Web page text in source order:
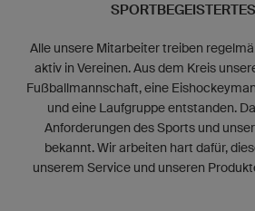
Alle unsere Mitarbeiter treiben
aktiv in Vereinen. Aus dem Kreis
Fußballmannschaft, eine
und eine Laufgruppe entstanden.
Anforderungen des Sports und
bekannt. Wir arbeiten hart dafür,
unserem Service und unseren